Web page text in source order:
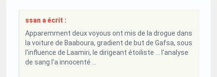
ssan a écrit :
Apparemment deux voyous ont mis de la drogue dans
la voiture de Baaboura, gradient de but de Gafsa, sous
l'influence de Laamiri, le dirigeant étoiliste ... l'analyse
de sang l'a innocenté ...